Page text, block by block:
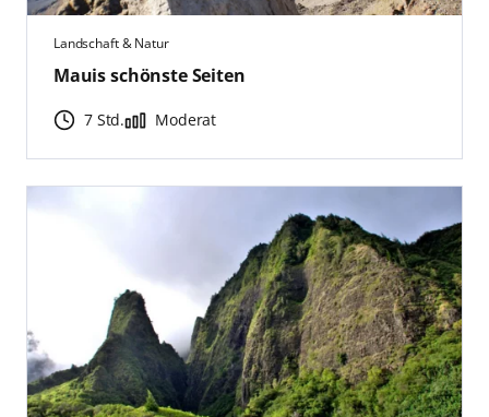
Landschaft & Natur
Mauis schönste Seiten
7 Std. Moderat